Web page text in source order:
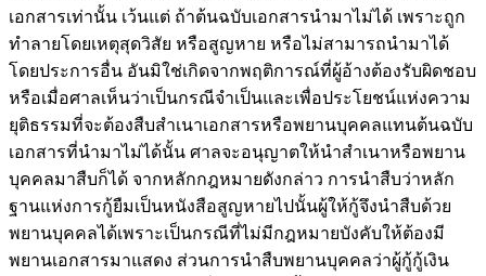
เอกสารเท่านั้น เว้นแต่ ถ้าต้นฉบับเอกสารนำมาไม่ได้ เพราะถูก
ทำลายโดยเหตุสุดวิสัย หรือสูญหาย หรือไม่สามารถนำมาได้
โดยประการอื่น อันมิใช่เกิดจากพฤติการณ์ที่ผู้อ้างต้องรับผิดชอบ
หรือเมื่อศาลเห็นว่าเป็นกรณีจำเป็นและเพื่อประโยชน์แห่งความ
ยุติธรรมที่จะต้องสืบสำเนาเอกสารหรือพยานบุคคลแทนต้นฉบับ
เอกสารที่นำมาไม่ได้นั้น ศาลจะอนุญาตให้นำสำเนาหรือพยาน
บุคคลมาสืบก็ได้ จากหลักกฎหมายดังกล่าว การนำสืบว่าหลัก
ฐานแห่งการกู้ยืมเป็นหนังสือสูญหายไปนั้นผู้ให้กู้จึงนำสืบด้วย
พยานบุคคลได้เพราะเป็นกรณีที่ไม่มีกฎหมายบังคับให้ต้องมี
พยานเอกสารมาแสดง ส่วนการนำสืบพยานบุคคลว่าผู้กู้กู้เงิน